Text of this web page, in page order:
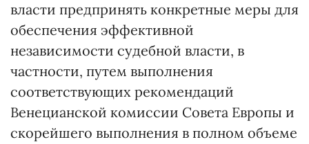
власти предпринять конкретные меры для
обеспечения эффективной
независимости судебной власти, в
частности, путем выполнения
соответствующих рекомендаций
Венецианской комиссии Совета Европы и
скорейшего выполнения в полном объеме